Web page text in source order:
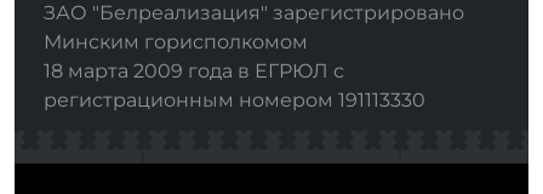
ЗАО "Белреализация" зарегистрировано
Минским горисполкомом
18 марта 2009 года в ЕГРЮЛ с
регистрационным номером 191113330